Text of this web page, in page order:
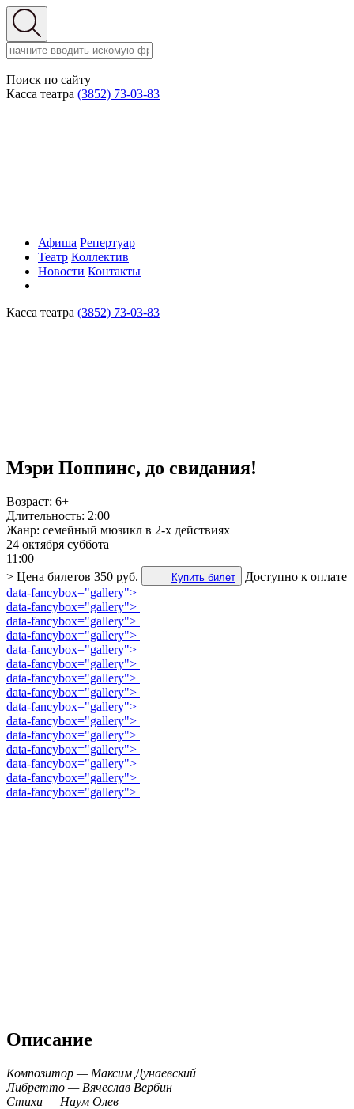
Поиск по сайту
Касса театра (3852) 73-03-83
Афиша Репертуар
Театр Коллектив
Новости Контакты
Касса театра (3852) 73-03-83
Мэри Поппинс, до свидания!
Возраст: 6+
Длительность: 2:00
Жанр: семейный мюзикл в 2-х действиях
24 октября суббота
11:00
> Цена билетов 350 руб. Купить билет
Доступно к оплате
data-fancybox="gallery">
data-fancybox="gallery">
data-fancybox="gallery">
data-fancybox="gallery">
data-fancybox="gallery">
data-fancybox="gallery">
data-fancybox="gallery">
data-fancybox="gallery">
data-fancybox="gallery">
data-fancybox="gallery">
data-fancybox="gallery">
data-fancybox="gallery">
data-fancybox="gallery">
data-fancybox="gallery">
data-fancybox="gallery">
Описание
Композитор — Максим Дунаевский
Либретто — Вячеслав Вербин
Стихи — Наум Олев